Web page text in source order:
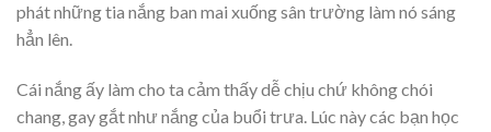
phát những tia nắng ban mai xuống sân trường làm nó sáng
hẳn lên.
Cái nắng ấy làm cho ta cảm thấy dễ chịu chứ không chói
chang, gay gắt như nắng của buổi trưa. Lúc này các bạn học